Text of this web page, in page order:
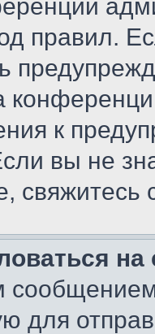
правил.
к
вы не
для